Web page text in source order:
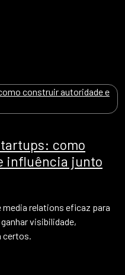
como
influência junto
relations eficaz para
visibilidade,
certos.